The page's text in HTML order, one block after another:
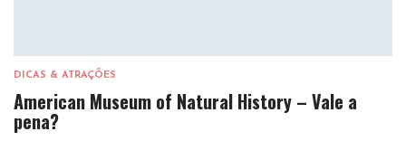
DICAS & ATRAÇÕES
American Museum of Natural History – Vale a
pena?